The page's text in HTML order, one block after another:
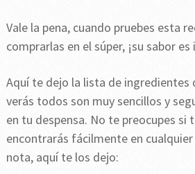
Vale la pena, cuando pruebes esta
comprarlas en el súper, ¡su sabor
Aquí te dejo la lista de ingredientes
verás todos son muy sencillos y
en tu despensa. No te preocupes si
encontrarás fácilmente en
nota, aquí te los dejo: